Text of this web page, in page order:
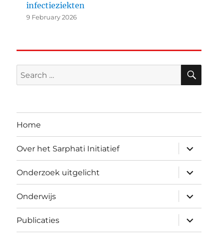
infectieziekten
9 February 2026
Search
for:
Home
Over het Sarphati Initiatief
expand
child
menu
Onderzoek uitgelicht
expand
child
menu
Onderwijs
expand
child
menu
Publicaties
expand
child
menu